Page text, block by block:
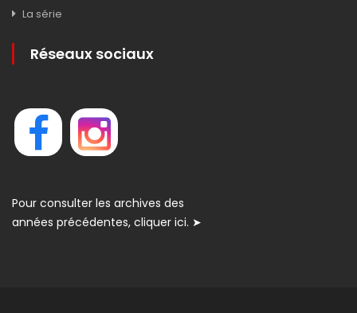
La série
Réseaux sociaux
Pour consulter les archives des
années précédentes, cliquer ici. ➤